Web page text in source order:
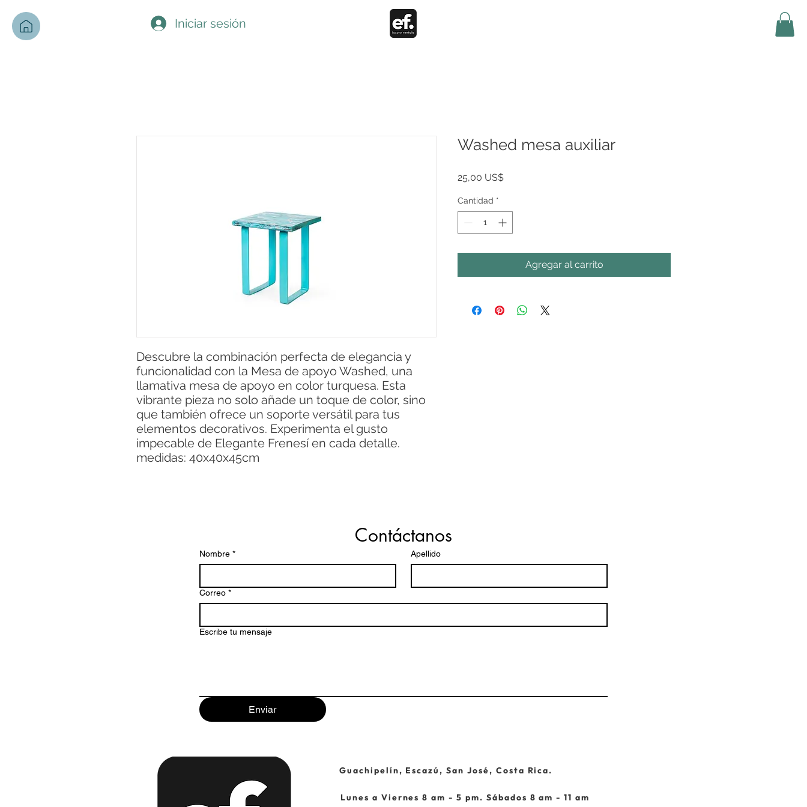
Iniciar sesión
Descubre la combinación perfecta de elegancia y
funcionalidad con la Mesa de apoyo Washed, una
llamativa mesa de apoyo en color turquesa. Esta
vibrante pieza no solo añade un toque de color, sino
que también ofrece un soporte versátil para tus
elementos decorativos. Experimenta el gusto
impecable de Elegante Frenesí en cada detalle.
medidas: 40x40x45cm
Washed mesa auxiliar
25,00 US$Precio
Cantidad *
Agregar al carrito
Contáctanos
Nombre * Apellido
Correo *
Escribe tu mensaje
Enviar
Guachipelín, Escazú, San José, Costa Rica.
Lunes a Viernes 8 am - 5 pm. Sábados 8 am - 11 am